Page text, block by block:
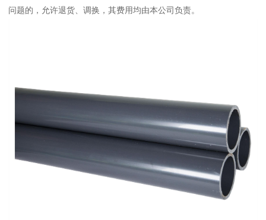
问题的，允许退货、调换，其费用均由本公司负责。